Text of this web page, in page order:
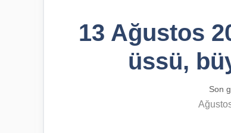
13 Ağustos
üssü,
Son